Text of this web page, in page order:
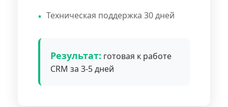
Техническая поддержка 30 дней
Результат: готовая к работе
CRM за 3-5 дней